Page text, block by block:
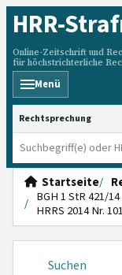
HRR-
Online-Zeitschrift und
für höchstrichterliche
Menü
HRRS durchsuchen
Startseite
BGH 1 StR 421/
HRRS 2014 Nr.
Suchen